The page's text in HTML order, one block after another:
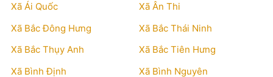
Xã Ái Quốc
Xã Ân Thi
Xã Bắc Đông Hưng
Xã Bắc Thái Ninh
Xã Bắc Thụy Anh
Xã Bắc Tiên Hưng
Xã Bình Định
Xã Bình Nguyên